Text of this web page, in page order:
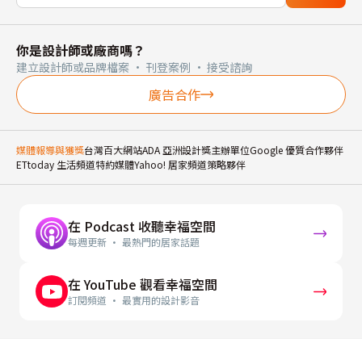
你是設計師或廠商嗎？
建立設計師或品牌檔案 · 刊登案例 · 接受諮詢
廣告合作
媒體報導與獲獎台灣百大網站ADA 亞洲設計獎主辦單位Google 優質合作夥伴
ETtoday 生活頻道特約媒體Yahoo! 居家頻道策略夥伴
在 Podcast 收聽幸福空間
每週更新 · 最熱門的居家話題
在 YouTube 觀看幸福空間
訂閱頻道 · 最實用的設計影音